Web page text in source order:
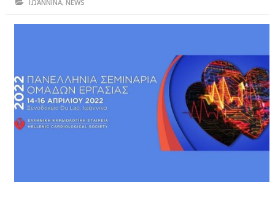
ΗΠΕΙΡΟΣ
ΙΩΑΝΝΙΝΑ
ΘΕΣΠΡΩΤΙΑ
ΙΟΝΙΑ ΝΗΣΙΑ
ΥΓΕΙΑ-ΟΜΟΡΦΙΑ
ΙΩΆΝΝΙΝΑ, NEWS